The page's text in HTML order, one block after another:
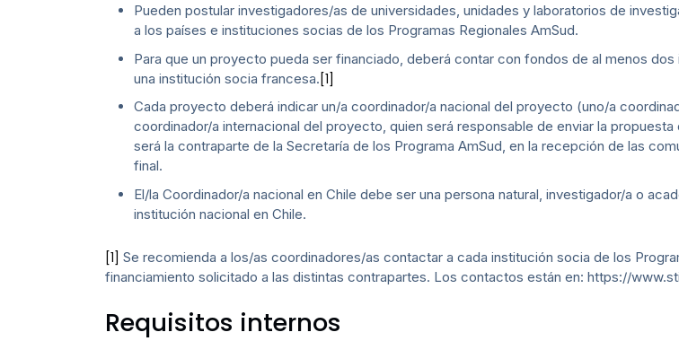
Pueden postular investigadores/as de universidades, unidades y laboratorios de
a los países e instituciones socias de los Programas Regionales AmSud.
Para que un proyecto pueda ser financiado, deberá contar con fondos de al menos
una institución socia francesa. [1]
Cada proyecto deberá indicar un/a coordinador/a nacional del proyecto (uno/a
coordinador/a internacional del proyecto, quien será responsable de enviar la
será la contraparte de la Secretaría de los Programa AmSud, en la recepción de las
final.
El/la Coordinador/a nacional en Chile debe ser una persona natural, investigador/a o
institución nacional en Chile.
[1] Se recomienda a los/as coordinadores/as contactar a cada institución socia de los
financiamiento solicitado a las distintas contrapartes. Los contactos están en: https://
Requisitos internos